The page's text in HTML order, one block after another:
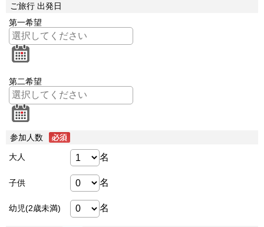
ご旅行 出発日
第一希望
第二希望
参加人数
大人 名
子供 名
幼児(2歳未満) 名